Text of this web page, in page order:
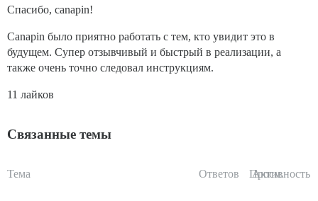
Спасибо, canapin!
Canapin было приятно работать с тем, кто увидит это в
будущем. Супер отзывчивый и быстрый в реализации, а
также очень точно следовал инструкциям.
11 лайков
Связанные темы
Тема Ответов Просм.
Активность